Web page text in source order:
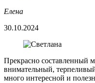
Елена
30.10.2024
Прекрасно составленный
внимательный,
много интересной и